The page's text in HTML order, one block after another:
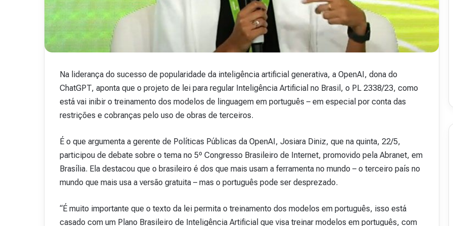
Na liderança do sucesso de popularidade da inteligência artificial generativa, a OpenAI, dona do
ChatGPT, aponta que o projeto de lei para regular Inteligência Artificial no Brasil, o PL 2338/23, como
está vai inibir o treinamento dos modelos de linguagem em português – em especial por conta das
restrições e cobranças pelo uso de obras de terceiros.
É o que argumenta a gerente de Políticas Públicas da OpenAI, Josiara Diniz, que na quinta, 22/5,
participou de debate sobre o tema no 5º Congresso Brasileiro de Internet, promovido pela Abranet, em
Brasília. Ela destacou que o brasileiro é dos que mais usam a ferramenta no mundo – o terceiro país no
mundo que mais usa a versão gratuita – mas o português pode ser desprezado.
“É muito importante que o texto da lei permita o treinamento dos modelos em português, isso está
casado com um Plano Brasileiro de Inteligência Artificial que visa treinar modelos em português, com
v
b
a
n
e
4
8
15 de outubro de 2025
Revista Abranet . 48
t
a
b
a
n
5
0
16 de julho de 2026
Revista Abranet . 50